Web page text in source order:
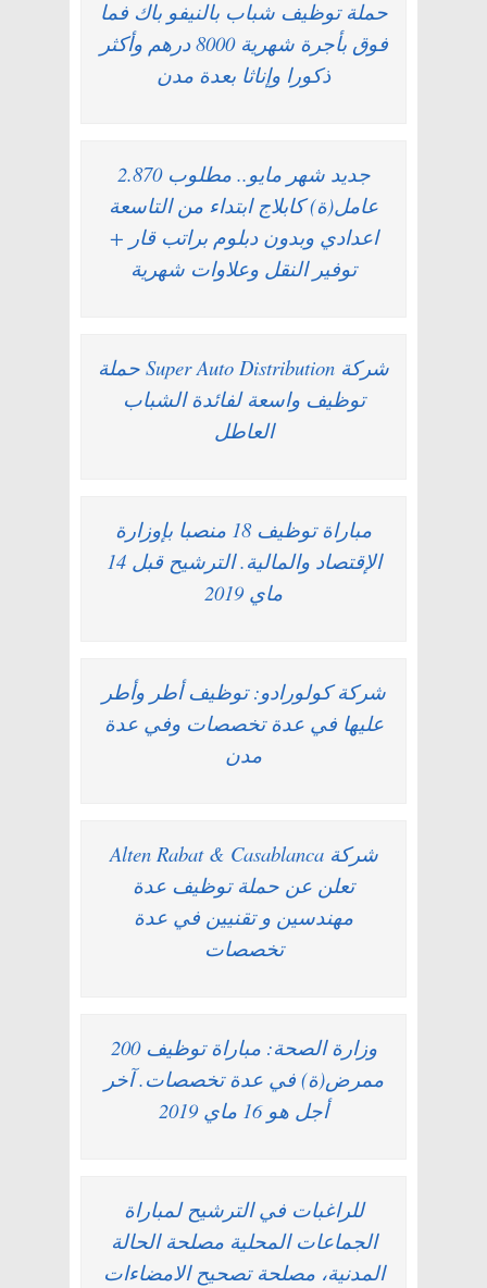
حملة توظيف شباب بالنيفو باك فما
فوق بأجرة شهرية 8000 درهم وأكثر
ذكورا وإناثا بعدة مدن
جديد شهر مايو.. مطلوب 2.870
عامل(ة) كابلاج ابتداء من التاسعة
اعدادي وبدون دبلوم براتب قار +
توفير النقل وعلاوات شهرية
شركة Super Auto Distribution حملة
توظيف واسعة لفائدة الشباب
العاطل
مباراة توظيف 18 منصبا بإوزارة
الإقتصاد والمالية. الترشيح قبل 14
ماي 2019
شركة كولورادو: توظيف أطر وأطر
عليها في عدة تخصصات وفي عدة
مدن
شركة Alten Rabat & Casablanca
تعلن عن حملة توظيف عدة
مهندسين و تقنيين في عدة
تخصصات
وزارة الصحة: مباراة توظيف 200
ممرض(ة) في عدة تخصصات. آخر
أجل هو 16 ماي 2019
للراغبات في الترشيح لمباراة
الجماعات المحلية مصلحة الحالة
المدنية، مصلحة تصحيح الامضاءات